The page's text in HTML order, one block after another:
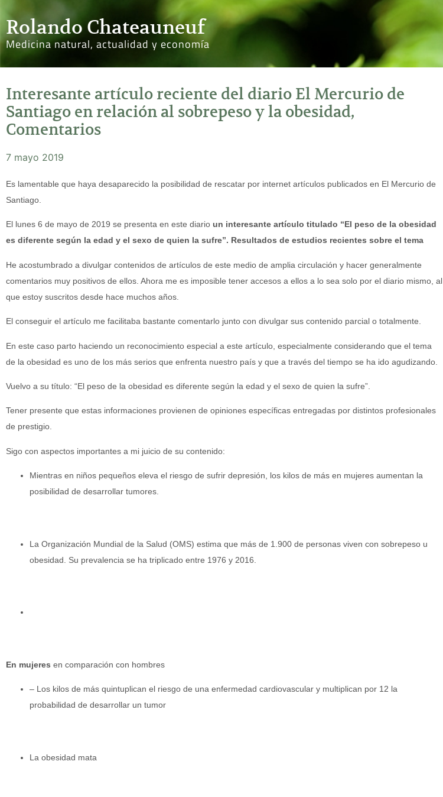
Rolando Chateauneuf
Medicina natural, actualidad y economía
Interesante artículo reciente del diario El Mercurio de
Santiago en relación al sobrepeso y la obesidad,
Comentarios
7 mayo 2019
Es lamentable que haya desaparecido la posibilidad de rescatar por internet artículos publicados en El Mercurio de
Santiago.
El lunes 6 de mayo de 2019 se presenta en este diario un interesante artículo titulado “El peso de la obesidad
es diferente según la edad y el sexo de quien la sufre”. Resultados de estudios recientes sobre el tema
He acostumbrado a divulgar contenidos de artículos de este medio de amplia circulación y hacer generalmente
comentarios muy positivos de ellos. Ahora me es imposible tener accesos a ellos a lo sea solo por el diario mismo, al
que estoy suscritos desde hace muchos años.
El conseguir el artículo me facilitaba bastante comentarlo junto con divulgar sus contenido parcial o totalmente.
En este caso parto haciendo un reconocimiento especial a este artículo, especialmente considerando que el tema
de la obesidad es uno de los más serios que enfrenta nuestro país y que a través del tiempo se ha ido agudizando.
Vuelvo a su título: “El peso de la obesidad es diferente según la edad y el sexo de quien la sufre”.
Tener presente que estas informaciones provienen de opiniones específicas entregadas por distintos profesionales
de prestigio.
Sigo con aspectos importantes a mi juicio de su contenido:
Mientras en niños pequeños eleva el riesgo de sufrir depresión, los kilos de más en mujeres aumentan la
posibilidad de desarrollar tumores.
La Organización Mundial de la Salud (OMS) estima que más de 1.900 de personas viven con sobrepeso u
obesidad. Su prevalencia se ha triplicado entre 1976 y 2016.
En mujeres en comparación con hombres
– Los kilos de más quintuplican el riesgo de una enfermedad cardiovascular y multiplican por 12 la
probabilidad de desarrollar un tumor
La obesidad mata